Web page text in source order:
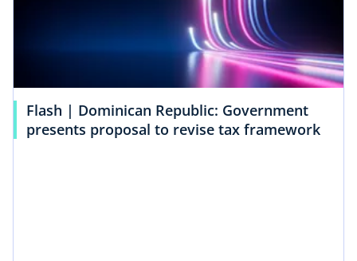
Flash | Dominican Republic: Government
presents proposal to revise tax framework